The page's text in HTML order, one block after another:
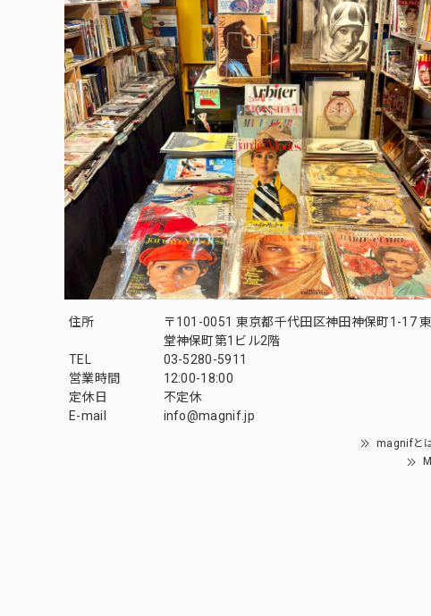
住所
〒101-0051 東京都千代田区神田神保町1-17
堂神保町第1ビル2階
TEL
03-5280-5911
営業時間
12:00-18:00
定休日
不定休
E-mail
info@magnif.jp
magnifと